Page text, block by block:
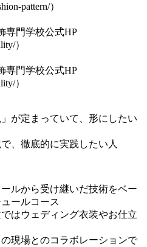
pattern/）
専門学校公式HP
）
専門学校公式HP
）
が定まっていて、形にしたい
、徹底的に実践したい人
ルから受け継いだ技術をベー
ールコース
はウェディング衣装やお仕立
現場とのコラボレーションで